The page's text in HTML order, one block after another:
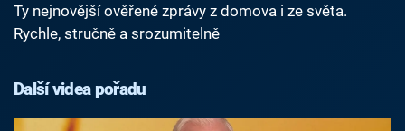
Ty nejnovější ověřené zprávy z domova i ze světa.
Rychle, stručně a srozumitelně
Další videa pořadu